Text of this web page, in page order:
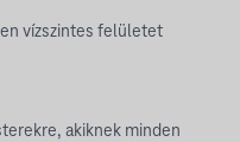
vízszintes felületet
akiknek minden